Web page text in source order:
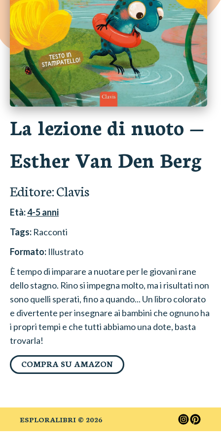
La lezione di nuoto —
Esther Van Den Berg
Editore:Clavis
Età:4-5anni
Tags: Racconti
Formato: Illustrato
È tempo di imparare a nuotare per le giovani rane
dello stagno. Rino si impegna molto, ma i risultati non
sono quelli sperati, fino a quando... Un libro colorato
e divertente per insegnare ai bambini che ognuno ha
i propri tempi e che tutti abbiamo una dote, basta
trovarla!
COMPRA SU AMAZON
ESPLORALIBRI © 2026